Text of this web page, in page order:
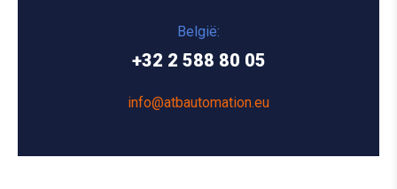
België:
+32 2 588 80 05
info@atbautomation.eu